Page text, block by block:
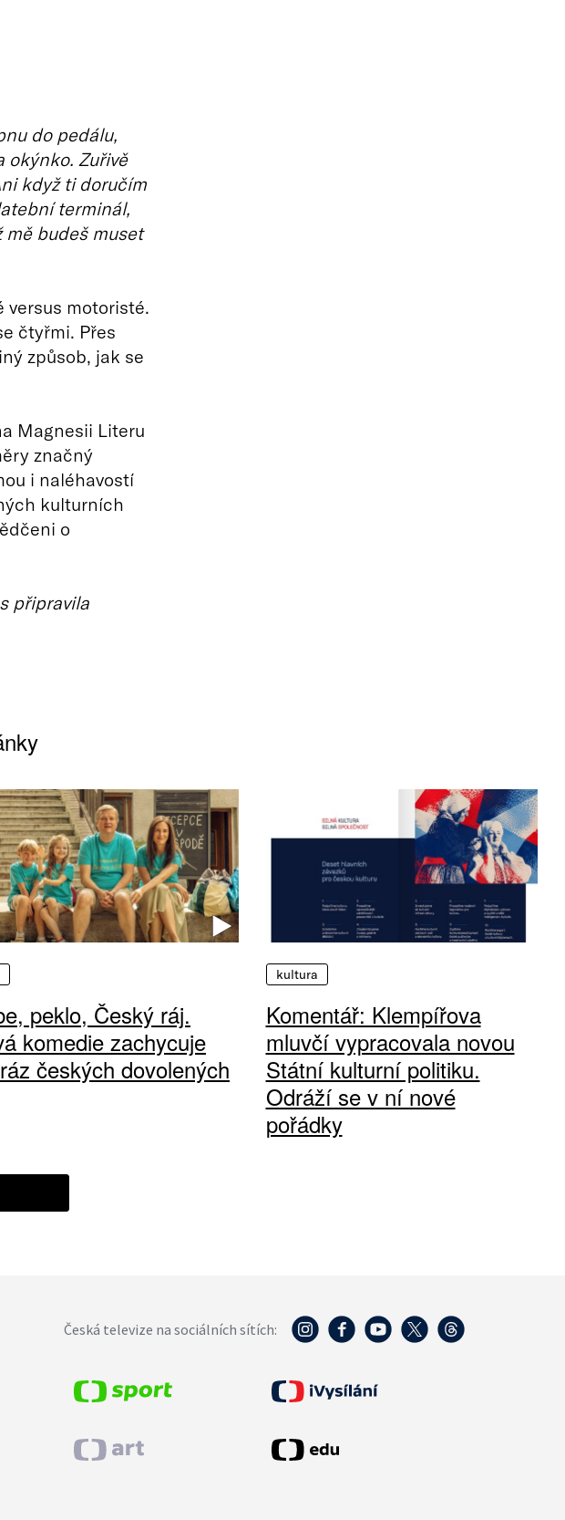
do pedálu,
okýnko. Zuřivě
když ti doručím
terminál,
mě budeš muset
versus motoristé.
čtyřmi. Přes
způsob, jak se
Magnesii Literu
značný
i naléhavostí
kulturních
o
připravila
peklo, Český ráj.
komedie zachycuje
českých dovolených
kultura
Komentář: Klempířova
mluvčí vypracovala novou
Státní kulturní politiku.
Odráží se v ní nové
pořádky
Česká televize na sociálních sítích: